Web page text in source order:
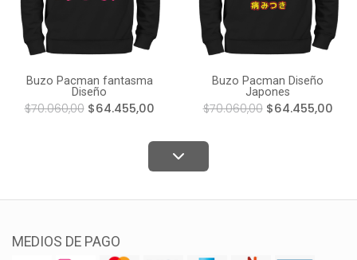
Buzo Pacman fantasma
Diseño
$70.060,00$64.455,00
Buzo Pacman Diseño
Japones
$70.060,00$64.455,00
MEDIOS DE PAGO